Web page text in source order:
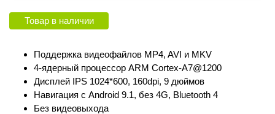
Товар в наличии
Поддержка видеофайлов MP4, AVI и MKV
4-ядерный процессор ARM Cortex‑A7@1200
Дисплей IPS 1024*600, 160dpi, 9 дюймов
Навигация с Android 9.1, без 4G, Bluetooth 4
Без видеовыхода